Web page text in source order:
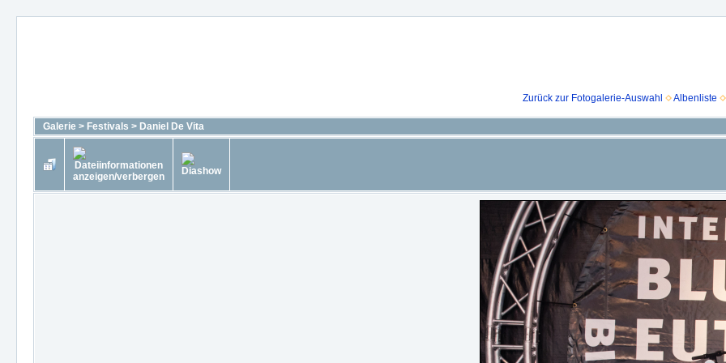
Zurück zur Fotogalerie-Auswahl
Albenliste
Galerie > Festivals > Daniel De Vita